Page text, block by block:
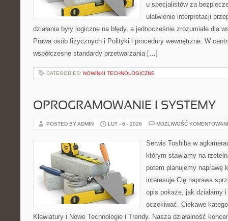
u specjalistów za
ułatwienie interpretacji
działania były logiczne na błędy, a jednocześnie zrozumiałe dla
Prawa osób fizycznych i Polityki i procedury wewnętrzne. W
współczesne standardy przetwarzania […]
CATEGORIES: NOWINKI TECHNOLOGICZNE
OPROGRAMOWANIE I SYSTEMY
POSTED BY ADMIN LUT - 6 - 2026 MOŻLIWOŚĆ
Serwis Toshiba w
którym stawiamy na
potem planujemy naprawę
interesuje Cię naprawa
opis pokaże, jak działamy
oczekiwać. Ciekawe
Klawiatury i Nowe Technologie i Trendy. Nasza działalność